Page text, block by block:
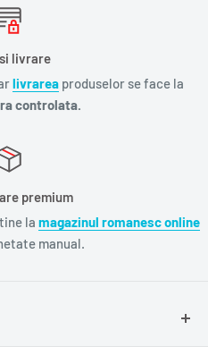
livrare
livrarea produselor se face la
controlata.
premium
la magazinul romanesc online
manual.